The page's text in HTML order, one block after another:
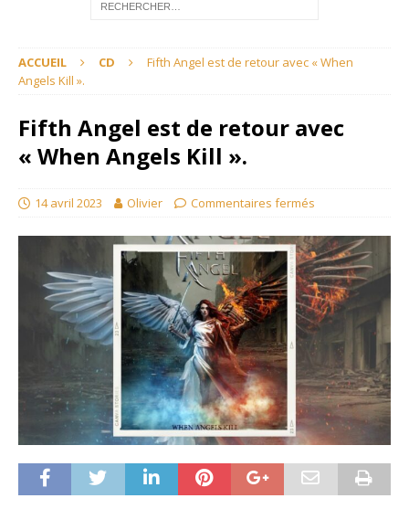
ACCUEIL CD
Fifth Angel est de retour avec « When
Angels Kill ».
Fifth Angel est de retour avec
« When Angels Kill ».
14 avril 2023 Olivier Commentaires fermés